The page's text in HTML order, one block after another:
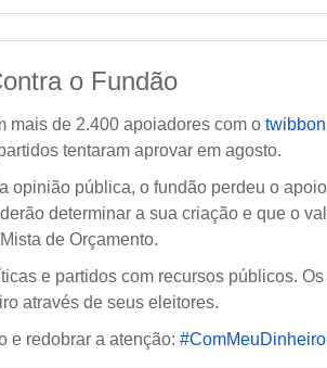
o Fundão
mais de 2.400 apoiadores com o
tentaram aprovarem agosto.
pública, o fundão perdeu o
determinar a sua criação e que o
Mista de Orçamento.
e partidos com recursos públicos.
através de seus eleitores.
e redobrar a atenção:#